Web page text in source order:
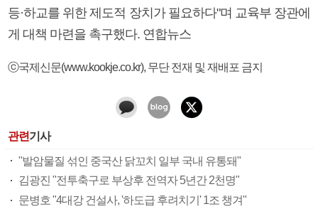
등·하교를 위한 제도적 장치가 필요하다"며 교육부 장관에
게 대책 마련을 촉구했다. 연합뉴스
ⓒ국제신문(www.kookje.co.kr), 무단 전재 및 재배포 금지
관련기사
"발암물질 섞인 중국산 닭꼬치 일부 국내 유통돼"
김광진 "전투축구로 부상후 전역자 5년간 2천명"
문병호 "4대강 건설사, '하도급 후려치기' 1조 챙겨"